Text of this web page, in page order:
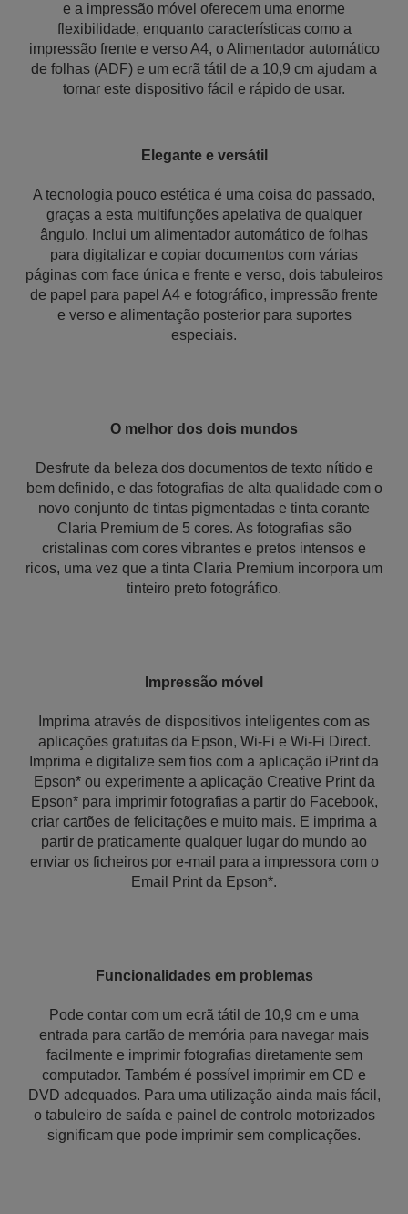
e a impressão móvel oferecem uma enorme
flexibilidade, enquanto características como a
impressão frente e verso A4, o Alimentador automático
de folhas (ADF) e um ecrã tátil de a 10,9 cm ajudam a
tornar este dispositivo fácil e rápido de usar.
Elegante e versátil
A tecnologia pouco estética é uma coisa do passado,
graças a esta multifunções apelativa de qualquer
ângulo. Inclui um alimentador automático de folhas
para digitalizar e copiar documentos com várias
páginas com face única e frente e verso, dois tabuleiros
de papel para papel A4 e fotográfico, impressão frente
e verso e alimentação posterior para suportes
especiais.
O melhor dos dois mundos
Desfrute da beleza dos documentos de texto nítido e
bem definido, e das fotografias de alta qualidade com o
novo conjunto de tintas pigmentadas e tinta corante
Claria Premium de 5 cores. As fotografias são
cristalinas com cores vibrantes e pretos intensos e
ricos, uma vez que a tinta Claria Premium incorpora um
tinteiro preto fotográfico.
Impressão móvel
Imprima através de dispositivos inteligentes com as
aplicações gratuitas da Epson, Wi-Fi e Wi-Fi Direct.
Imprima e digitalize sem fios com a aplicação iPrint da
Epson* ou experimente a aplicação Creative Print da
Epson* para imprimir fotografias a partir do Facebook,
criar cartões de felicitações e muito mais. E imprima a
partir de praticamente qualquer lugar do mundo ao
enviar os ficheiros por e-mail para a impressora com o
Email Print da Epson*.
Funcionalidades em problemas
Pode contar com um ecrã tátil de 10,9 cm e uma
entrada para cartão de memória para navegar mais
facilmente e imprimir fotografias diretamente sem
computador. Também é possível imprimir em CD e
DVD adequados. Para uma utilização ainda mais fácil,
o tabuleiro de saída e painel de controlo motorizados
significam que pode imprimir sem complicações.